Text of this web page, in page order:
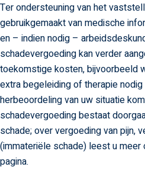
Ter ondersteuning van het
gebruikgemaakt van medische
en – indien nodig –
schadevergoeding kan verder
toekomstige kosten, bijvoorbeeld
extra begeleiding of therapie
herbeoordeling van uw situatie
schadevergoeding bestaat
schade; over vergoeding van pijn,
(immateriële schade) leest u
pagina.